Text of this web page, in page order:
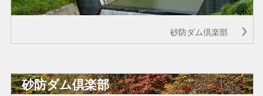
砂防ダム倶楽部
砂防ダム倶楽部